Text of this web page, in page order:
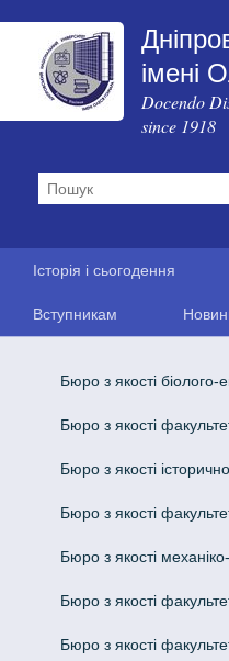
імені
Docendo
since 1918
Історія і сьогодення
Вступникам
Бюро з якості біолого-
Бюро з якості
Бюро з якості
Бюро з якості
Бюро з якості
Бюро з якості
Бюро з якості